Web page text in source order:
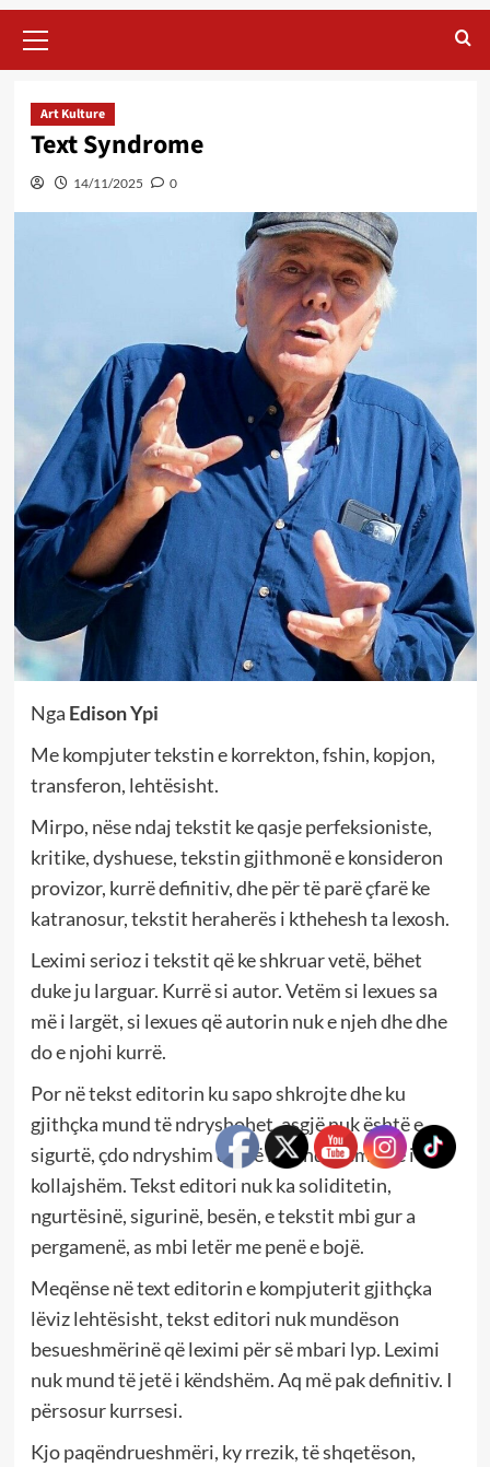
Menu
Art Kulture
Text Syndrome
14/11/2025 0
Nga Edison Ypi
Me kompjuter tekstin e korrekton, fshin, kopjon,
transferon, lehtësisht.
Mirpo, nëse ndaj tekstit ke qasje perfeksioniste,
kritike, dyshuese, tekstin gjithmonë e konsideron
provizor, kurrë definitiv, dhe për të parë çfarë ke
katranosur, tekstit heraherës i kthehesh ta lexosh.
Leximi serioz i tekstit që ke shkruar vetë, bëhet
duke ju larguar. Kurrë si autor. Vetëm si lexues sa
më i largët, si lexues që autorin nuk e njeh dhe dhe
do e njohi kurrë.
Por në tekst editorin ku sapo shkrojte dhe ku
gjithçka mund të ndryshohet, asgjë nuk është e
sigurtë, çdo ndryshim është i mundshëm dhe i
kollajshëm. Tekst editori nuk ka soliditetin,
ngurtësinë, sigurinë, besën, e tekstit mbi gur a
pergamenë, as mbi letër me penë e bojë.
Meqënse në text editorin e kompjuterit gjithçka
lëviz lehtësisht, tekst editori nuk mundëson
besueshmërinë që leximi për së mbari lyp. Leximi
nuk mund të jetë i këndshëm. Aq më pak definitiv. I
përsosur kurrsesi.
Kjo paqëndrueshmëri, ky rrezik, të shqetëson,